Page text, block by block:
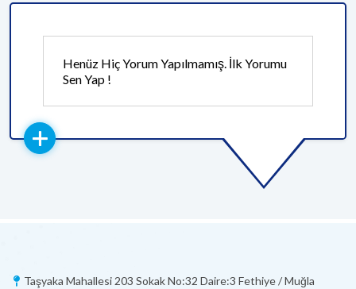
Henüz Hiç Yorum Yapılmamış. İlk Yorumu
Sen Yap !
Taşyaka Mahallesi 203 Sokak No:32 Daire:3 Fethiye / Muğla